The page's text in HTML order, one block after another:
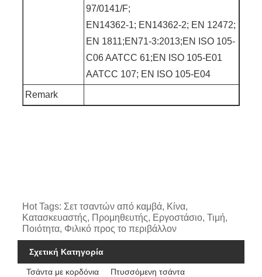
97/0141/F;
EN14362-1; EN14362-2; EN 12472;
EN 1811;EN71-3:2013;EN ISO 105-
C06 AATCC 61;EN ISO 105-E01
AATCC 107; EN ISO 105-E04
Remark
Hot Tags: Σετ τσαντών από καμβά, Κίνα,
Κατασκευαστής, Προμηθευτής, Εργοστάσιο, Τιμή,
Ποιότητα, Φιλικό προς το περιβάλλον
Σχετική Κατηγορία
Τσάντα με κορδόνια Πτυσσόμενη τσάντα